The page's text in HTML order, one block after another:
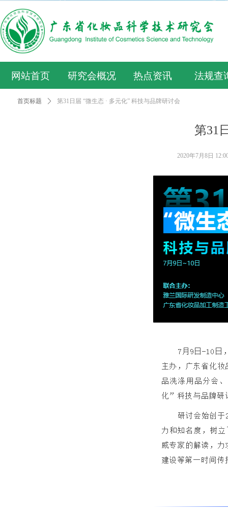
网站首页 研究会概况 热点资讯 法规查
第31
首页标题 ꄲ 第31日届 “微生态 · 多元化” 科技与品牌研讨会
2020年7月8日